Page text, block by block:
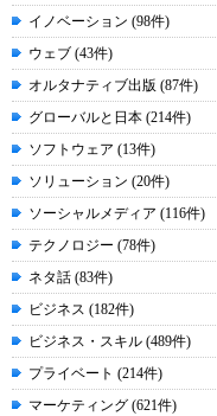
イノベーション (98件)
ウェブ (43件)
オルタナティブ出版 (87件)
グローバルと日本 (214件)
ソフトウェア (13件)
ソリューション (20件)
ソーシャルメディア (116件)
テクノロジー (78件)
ネタ話 (83件)
ビジネス (182件)
ビジネス・スキル (489件)
プライベート (214件)
マーケティング (621件)